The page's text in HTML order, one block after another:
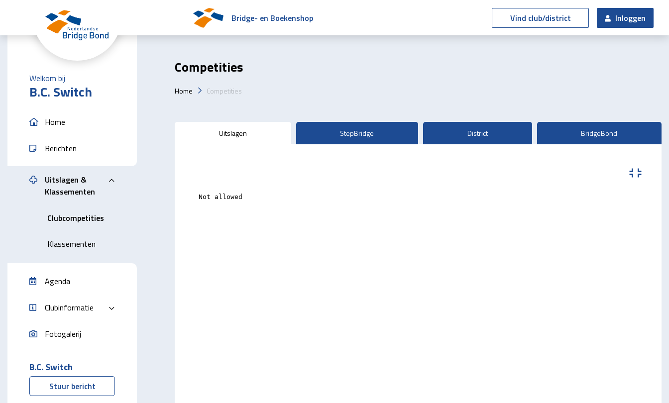
Bridge- en Boekenshop
Vind club/district Inloggen
Welkom bij
B.C. Switch
Home
Berichten
Uitslagen &
Klassementen
Clubcompetities
Klassementen
Agenda
Clubinformatie
Fotogalerij
B.C. Switch
Stuur bericht
Competities
Home Competities
Uitslagen StepBridge District BridgeBond